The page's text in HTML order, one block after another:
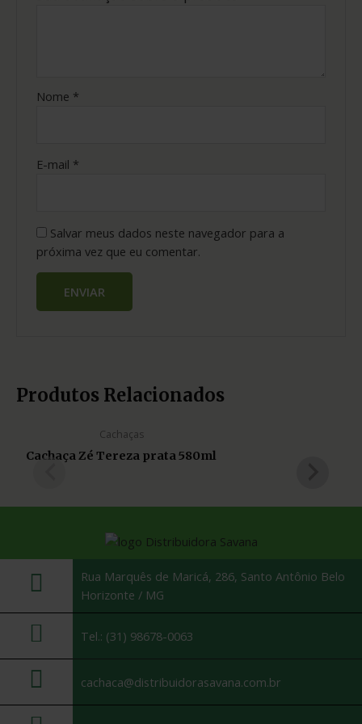
Nome *
E-mail *
Salvar meus dados neste navegador para a
próxima vez que eu comentar.
Produtos Relacionados
Cachaças
Cachaça Zé Tereza prata 580ml
Rua Marquês de Maricá, 286, Santo Antônio Belo
Horizonte / MG
Tel.: (31) 98678-0063
cachaca@distribuidorasavana.com.br